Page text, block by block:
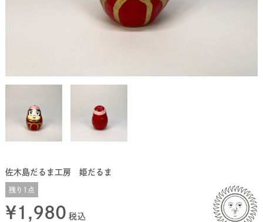
佐木島だるま工房 姫だるま
残り1点
¥1,980 税込